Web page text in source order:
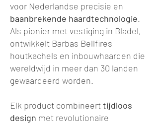
voor Nederlandse precisie en
baanbrekende haardtechnologie.
Als pionier met vestiging in Bladel,
ontwikkelt Barbas Bellfires
houtkachels en inbouwhaarden die
wereldwijd in meer dan 30 landen
gewaardeerd worden.
Elk product combineerttijdloos
design met revolutionaire